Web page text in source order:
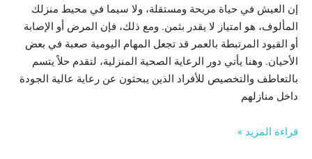
إن العيش في حياة مريحة ومستقلة، ولا سيما في محيط منزلك
المألوف، هو امتياز لا يقدر بثمن. ومع ذلك، فإن المرض أو الإصابة
أو القيود المرتبطة بالعمر قد تجعل المهام اليومية صعبة في بعض
الأحيان. وهنا يأتي دور الرعاية الصحية المنزلية، لتقدم حلاً يتسم
بالتعاطف والتخصيص للأفراد الذين يبحثون عن رعاية عالية الجودة
داخل منازلهم
قراءة المزيد »